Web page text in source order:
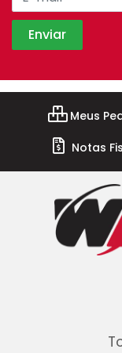
Meus
Notas